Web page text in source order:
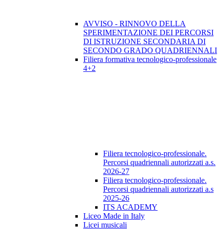
AVVISO - RINNOVO DELLA
SPERIMENTAZIONE DEI PERCORSI
DI ISTRUZIONE SECONDARIA DI
SECONDO GRADO QUADRIENNALI
Filiera formativa tecnologico-professionale
4+2
Filiera tecnologico-professionale.
Percorsi quadriennali autorizzati a.s.
2026-27
Filiera tecnologico-professionale.
Percorsi quadriennali autorizzati a.s
2025-26
ITS ACADEMY
Liceo Made in Italy
Licei musicali